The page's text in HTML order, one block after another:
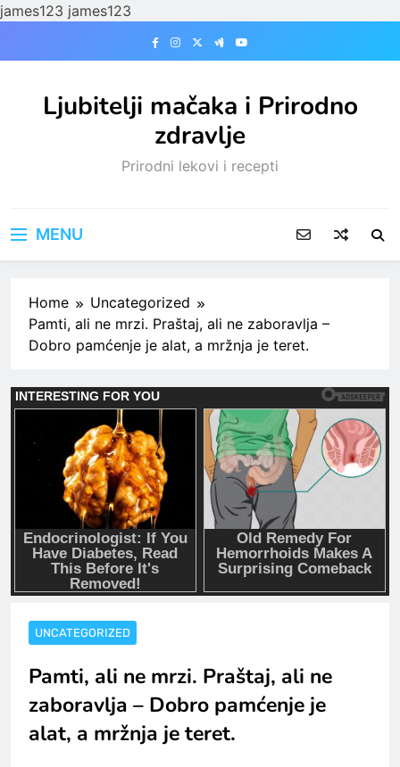
james123 james123
Ljubitelji mačaka i Prirodno
zdravlje
Prirodni lekovi i recepti
MENU
Home
Uncategorized
Pamti, ali ne mrzi. Praštaj, ali ne zaboravlja –
Dobro pamćenje je alat, a mržnja je teret.
UNCATEGORIZED
Pamti, ali ne mrzi. Praštaj, ali ne
zaboravlja – Dobro pamćenje je
alat, a mržnja je teret.